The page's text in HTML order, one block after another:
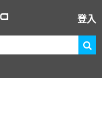
登入